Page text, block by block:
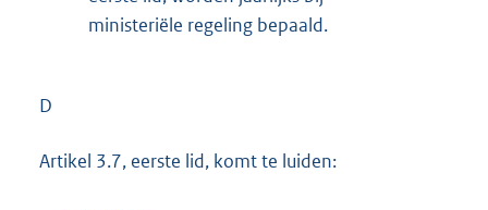
ministeriële regeling bepaald.
D
Artikel 3.7, eerste lid, komt te luiden: